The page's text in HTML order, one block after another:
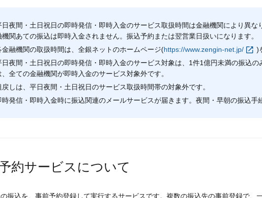
日夜間・土日祝日の即時発信・即時入金のサービス取扱時間は金融機関により異な
機関あての振込は即時入金されません。振込予約または翌営業日扱いになります。
金融機関の取扱時間は、全銀ネットのホームページ(https://www.zengin-net.jp/
)
日夜間・土日祝日の即時発信・即時入金のサービス対象は、1件1億円未満の振込
、全ての金融機関が即時入金のサービス対象外です。
戻しは、平日夜間・土日祝日のサービス取扱時間帯の対象外です。
時発信・即時入金時に振込関連のメールサービスが届きます。夜間・早朝の振込手
約サービスについて
振込を、事前予約登録して実行するサービスです。複数の振込先の事前登録で、